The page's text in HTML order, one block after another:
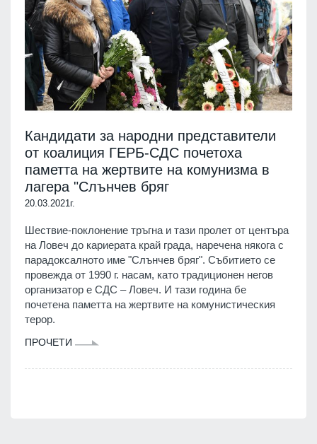
Кандидати за народни представители
от коалиция ГЕРБ-СДС почетоха
паметта на жертвите на комунизма в
лагера "Слънчев бряг
20.03.2021г.
Шествие-поклонение тръгна и тази пролет от центъра
на Ловеч до кариерата край града, наречена някога с
парадоксалното име "Слънчев бряг". Събитието се
провежда от 1990 г. насам, като традиционен негов
организатор е СДС – Ловеч. И тази година бе
почетена паметта на жертвите на комунистическия
терор.
ПРОЧЕТИ